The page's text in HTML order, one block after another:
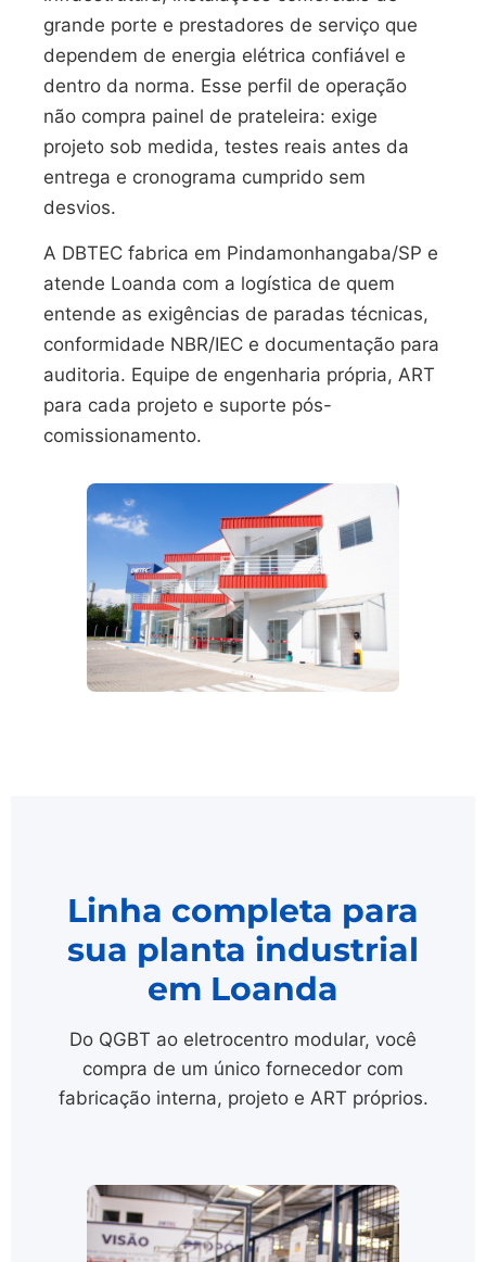
grande porte e prestadores de serviço que
dependem de energia elétrica confiável e
dentro da norma. Esse perfil de operação
não compra painel de prateleira: exige
projeto sob medida, testes reais antes da
entrega e cronograma cumprido sem
desvios.
A DBTEC fabrica em Pindamonhangaba/SP e
atende Loanda com a logística de quem
entende as exigências de paradas técnicas,
conformidade NBR/IEC e documentação para
auditoria. Equipe de engenharia própria, ART
para cada projeto e suporte pós-
comissionamento.
Linha completa para
sua planta industrial
em Loanda
Do QGBT ao eletrocentro modular, você
compra de um único fornecedor com
fabricação interna, projeto e ART próprios.